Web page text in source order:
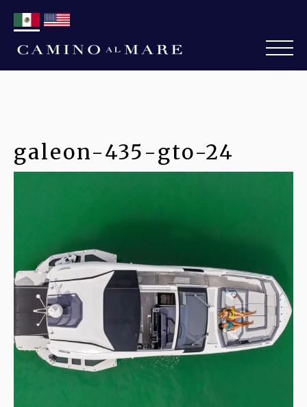
galeon-435-gto-24